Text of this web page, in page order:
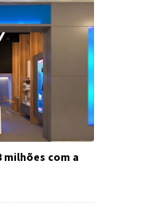
milhões com a